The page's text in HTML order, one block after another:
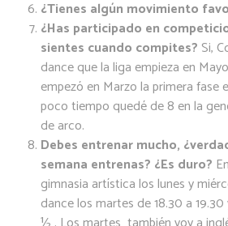
¿Tienes algún movimiento
¿Has participado en
sientes cuando compites? Si,
dance que la liga empieza en
empezó en Marzo la primera fase
poco tiempo quedé de 8 en la
de arco.
Debes entrenar mucho,
semana entrenas? ¿Es duro?
gimnasia artística los lunes y
dance los martes de 18.30 a